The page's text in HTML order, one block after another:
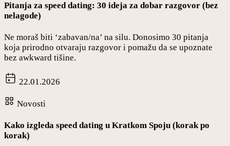
Pitanja za speed dating: 30 ideja za dobar razgovor (bez
nelagode)
Ne moraš biti ‘zabavan/na’ na silu. Donosimo 30 pitanja
koja prirodno otvaraju razgovor i pomažu da se upoznate
bez awkward tišine.
22.01.2026
Novosti
Kako izgleda speed dating u Kratkom Spoju (korak po
korak)